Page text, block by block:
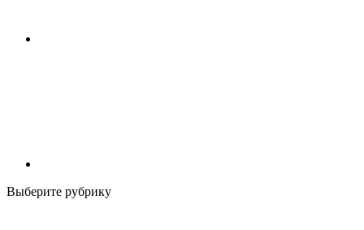
Выберите рубрику